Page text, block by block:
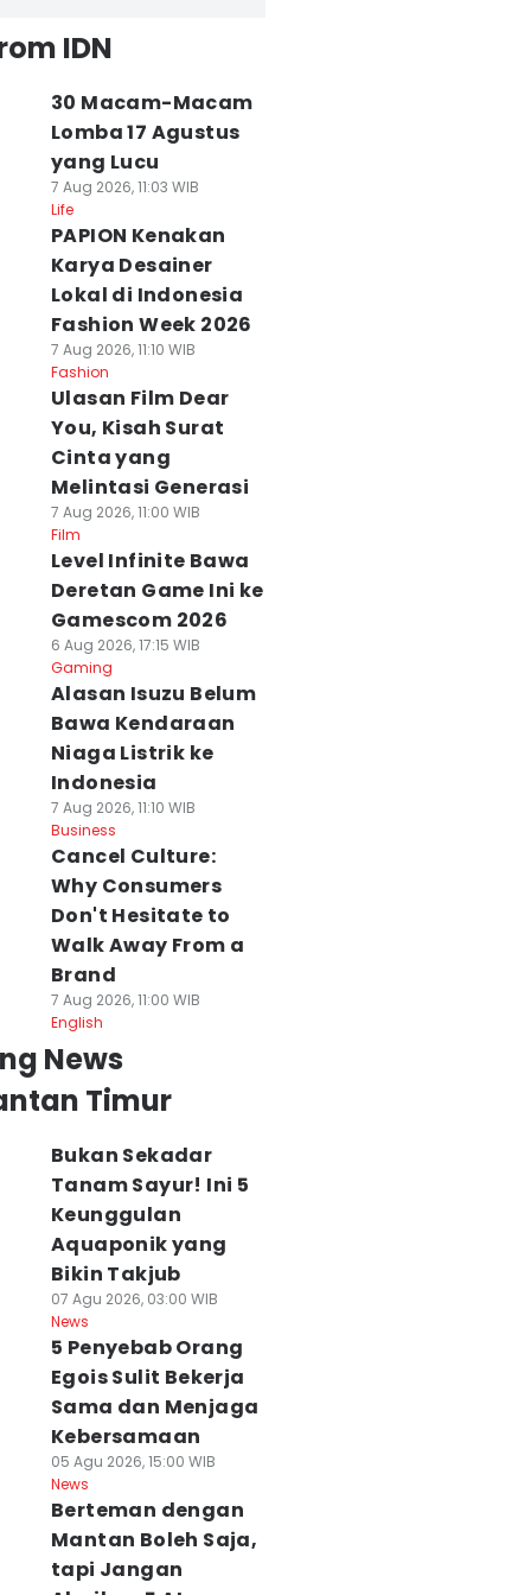
IDN
30 Macam-Macam
Lomba 17 Agustus
yang Lucu
7 Aug 2026, 11:03 WIB
Life
PAPION Kenakan
Karya Desainer
Lokal di Indonesia
Fashion Week 2026
7 Aug 2026, 11:10 WIB
Fashion
Ulasan Film Dear
You, Kisah Surat
Cinta yang
Melintasi Generasi
7 Aug 2026, 11:00 WIB
Film
Level Infinite Bawa
Deretan Game Ini ke
Gamescom 2026
6 Aug 2026, 17:15 WIB
Gaming
Alasan Isuzu Belum
Bawa Kendaraan
Niaga Listrik ke
Indonesia
7 Aug 2026, 11:10 WIB
Business
Cancel Culture:
Why Consumers
Don't Hesitate to
Walk Away From a
Brand
7 Aug 2026, 11:00 WIB
English
News
Timur
Bukan Sekadar
Tanam Sayur! Ini 5
Keunggulan
Aquaponik yang
Bikin Takjub
07 Agu 2026, 03:00 WIB
News
5 Penyebab Orang
Egois Sulit Bekerja
Sama dan Menjaga
Kebersamaan
05 Agu 2026, 15:00 WIB
News
Berteman dengan
Mantan Boleh Saja,
tapi Jangan